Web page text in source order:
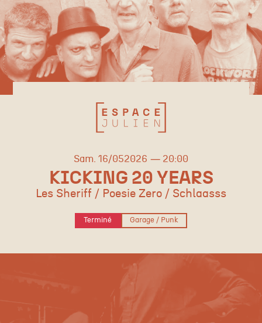
samedi
Sam. 16/mai
052026 20:00
KICKING 20 YEARS
Les Sheriff / Poesie Zero / Schlaasss
Terminé Garage / Punk